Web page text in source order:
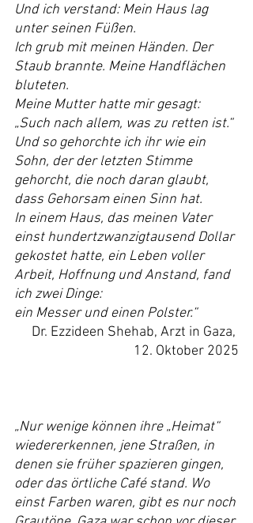
Und ich verstand: Mein Haus lag
unter seinen Füßen.
Ich grub mit meinen Händen. Der
Staub brannte. Meine Handflächen
bluteten.
Meine Mutter hatte mir gesagt:
„Such nach allem, was zu retten ist.“
Und so gehorchte ich ihr wie ein
Sohn, der der letzten Stimme
gehorcht, die noch daran glaubt,
dass Gehorsam einen Sinn hat.
In einem Haus, das meinen Vater
einst hundertzwanzigtausend Dollar
gekostet hatte, ein Leben voller
Arbeit, Hoffnung und Anstand, fand
ich zwei Dinge:
ein Messer und einen Polster.“
Dr. Ezzideen Shehab, Arzt in Gaza,
12. Oktober 2025
„Nur wenige können ihre „Heimat“
wiedererkennen, jene Straßen, in
denen sie früher spazieren gingen,
oder das örtliche Café stand. Wo
einst Farben waren, gibt es nur noch